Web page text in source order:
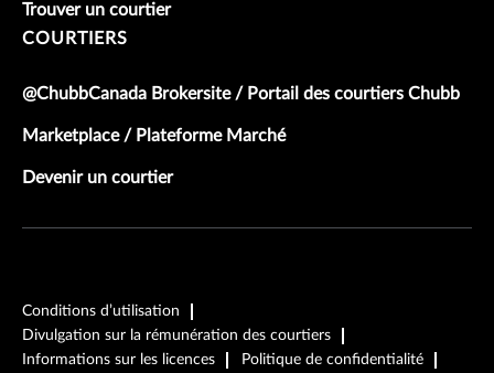
Trouver un courtier
COURTIERS
@ChubbCanada Brokersite / Portail des courtiers Chubb
Marketplace / Plateforme Marché
Devenir un courtier
Conditions d’utilisation
Divulgation sur la rémunération des courtiers
Informations sur les licences
Politique de confidentialité